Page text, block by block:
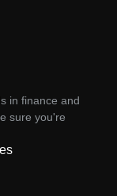
in finance and
sure you're